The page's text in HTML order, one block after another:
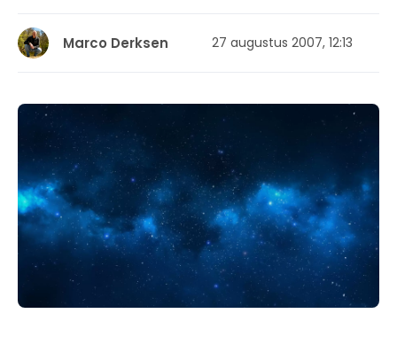
Marco Derksen 27 augustus 2007, 12:13